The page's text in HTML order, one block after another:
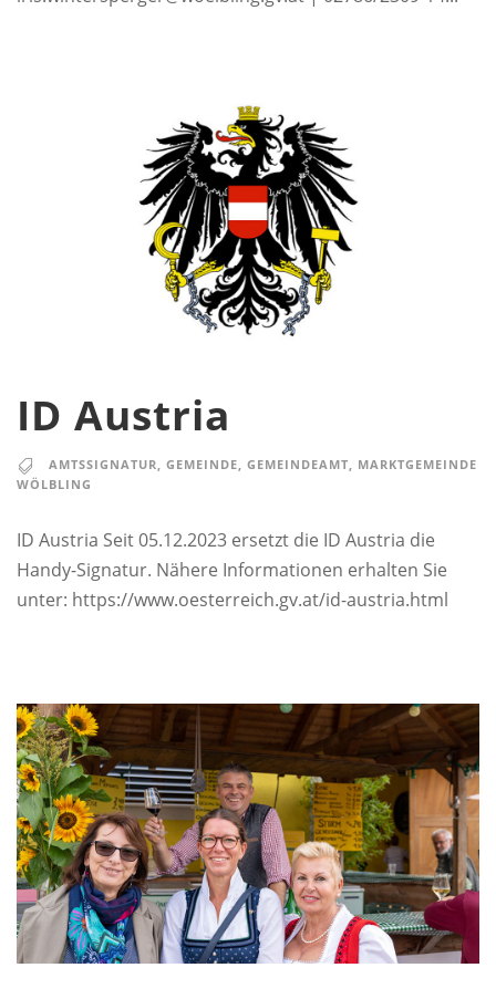
ID Austria
AMTSSIGNATUR, GEMEINDE, GEMEINDEAMT, MARKTGEMEINDE
WÖLBLING
ID Austria Seit 05.12.2023 ersetzt die ID Austria die
Handy-Signatur. Nähere Informationen erhalten Sie
unter: https://www.oesterreich.gv.at/id-austria.html